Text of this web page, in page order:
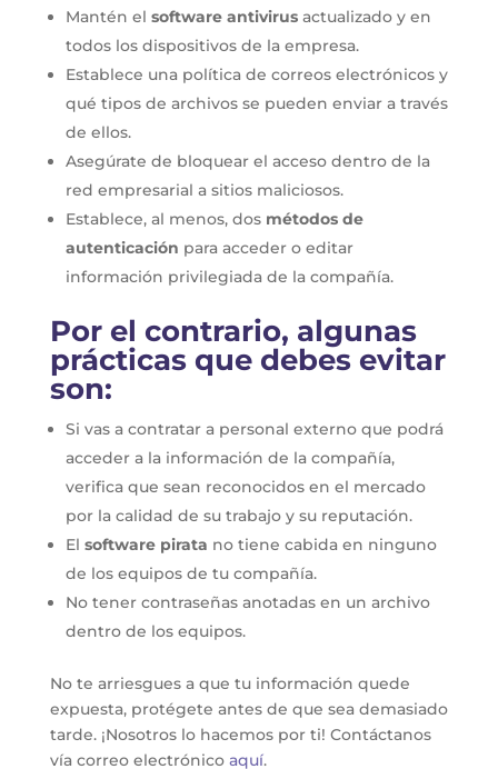
Mantén el software antivirus actualizado y en
todos los dispositivos de la empresa.
Establece una política de correos electrónicos y
qué tipos de archivos se pueden enviar a través
de ellos.
Asegúrate de bloquear el acceso dentro de la
red empresarial a sitios maliciosos.
Establece, al menos, dos métodos de
autenticación para acceder o editar
información privilegiada de la compañía.
Por el contrario, algunas
prácticas que debes evitar
son:
Si vas a contratar a personal externo que podrá
acceder a la información de la compañía,
verifica que sean reconocidos en el mercado
por la calidad de su trabajo y su reputación.
El software pirata no tiene cabida en ninguno
de los equipos de tu compañía.
No tener contraseñas anotadas en un archivo
dentro de los equipos.
No te arriesgues a que tu información quede
expuesta, protégete antes de que sea demasiado
tarde. ¡Nosotros lo hacemos por ti! Contáctanos
vía correo electrónico aquí.